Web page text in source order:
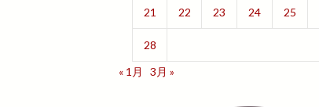
21 22 23 24 25
28
« 1月
3月 »